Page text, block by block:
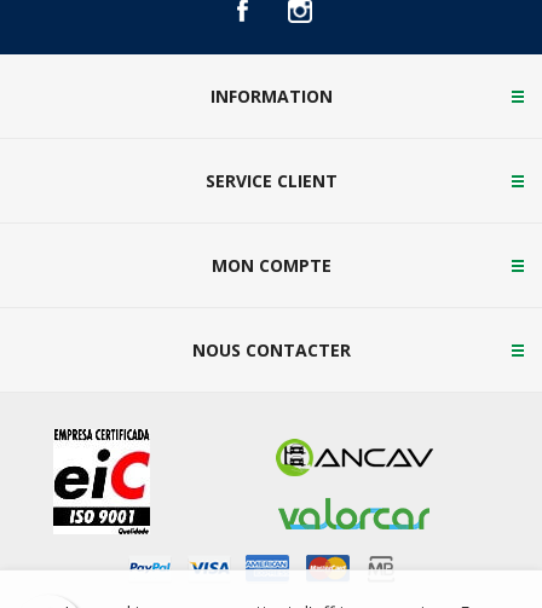
INFORMATION
SERVICE CLIENT
MON COMPTE
NOUS CONTACTER